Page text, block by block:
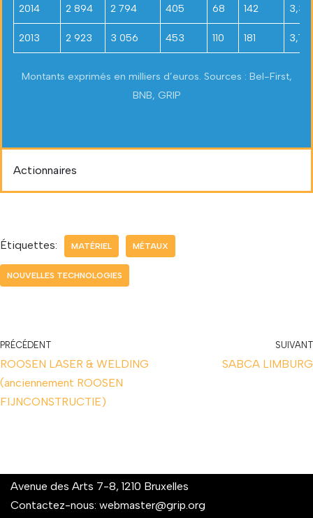
2014 2 894 2 794 405 68 142 3,31
2013 2 923 3 056 453 110 181 3,76
Montants exprimés en milliers d’euros. Sources : Bel-First,
BNB, GRIP
Actionnaires
Étiquettes: MATÉRIEL MÉTAUX
NOUVELLES TECHNOLOGIES
PRÉCÉDENT
ROOSEN LASER & WELDING
(anciennement ROOSEN
FIJNCONSTRUCTIE)
SUIVANT
SABCA LIMBURG
Avenue des Arts 7-8, 1210 Bruxelles
Contactez-nous: webmaster@grip.org